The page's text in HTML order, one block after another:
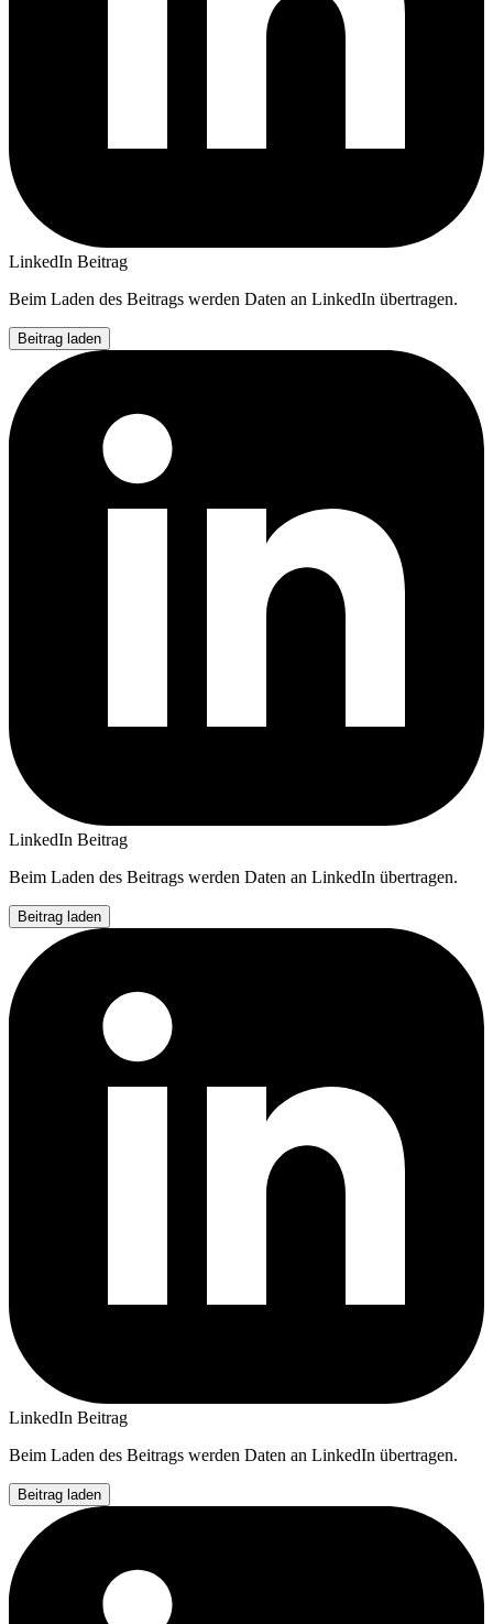
LinkedIn Beitrag
Beim Laden des Beitrags werden Daten an LinkedIn übertragen.
Beitrag laden
LinkedIn Beitrag
Beim Laden des Beitrags werden Daten an LinkedIn übertragen.
Beitrag laden
LinkedIn Beitrag
Beim Laden des Beitrags werden Daten an LinkedIn übertragen.
Beitrag laden